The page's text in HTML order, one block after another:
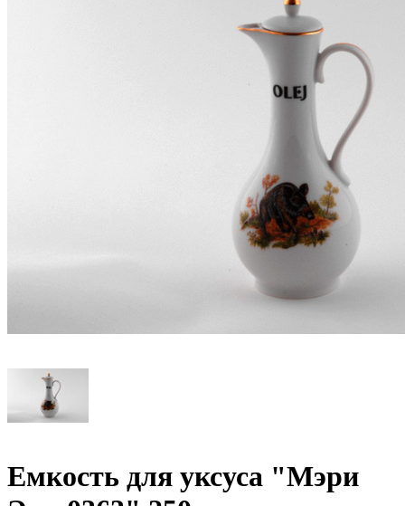
Емкость для уксуса "Мэри